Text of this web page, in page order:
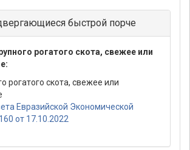
быстрой порче
рогатого скота, свежее или
рогатого скота, свежее или
Евразийской Экономической
от 17.10.2022